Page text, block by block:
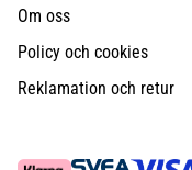
Om oss
Policy och cookies
Reklamation och retur